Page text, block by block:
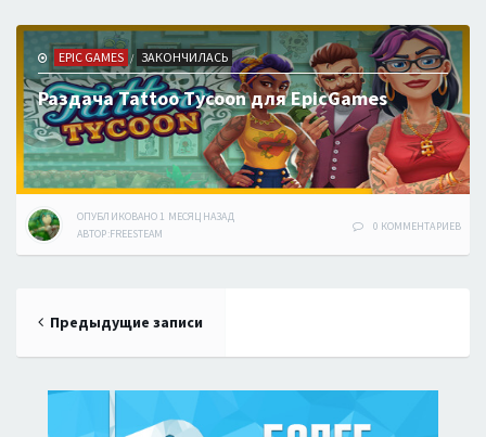
EPIC GAMES / ЗАКОНЧИЛАСЬ
Раздача Tattoo Tycoon для EpicGames
ОПУБЛИКОВАНО 1 МЕСЯЦ НАЗАД
АВТОР:FREESTEAM
0 КОММЕНТАРИЕВ
поПредыдущие записи